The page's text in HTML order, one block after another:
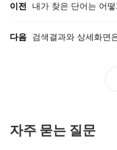
이전 내가 찾은 단어는 어
다음 검색결과와 상세화면
자주 묻는 질문